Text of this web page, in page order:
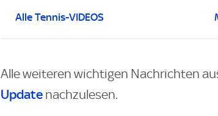
Alle Tennis-VIDEOS
Alle weiteren wichtigen Nachrichten
Update nachzulesen.